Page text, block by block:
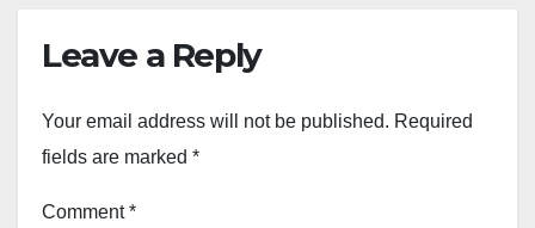
Leave a Reply
Your email address will not be published. Required
fields are marked *
Comment*